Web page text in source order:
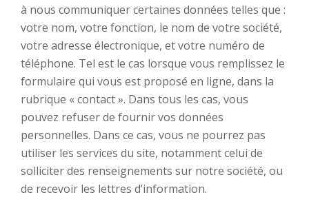
à nous communiquer certaines données telles que :
votre nom, votre fonction, le nom de votre société,
votre adresse électronique, et votre numéro de
téléphone. Tel est le cas lorsque vous remplissez le
formulaire qui vous est proposé en ligne, dans la
rubrique « contact ». Dans tous les cas, vous
pouvez refuser de fournir vos données
personnelles. Dans ce cas, vous ne pourrez pas
utiliser les services du site, notamment celui de
solliciter des renseignements sur notre société, ou
de recevoir les lettres d’information.